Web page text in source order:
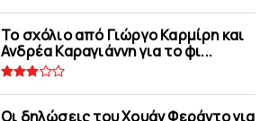
Το σχόλιο από Γιώργο Καρμίρη και
Ανδρέα Καραγιάννη για το φι...
Οι δηλώσεις του Χουάν Φεράντο για